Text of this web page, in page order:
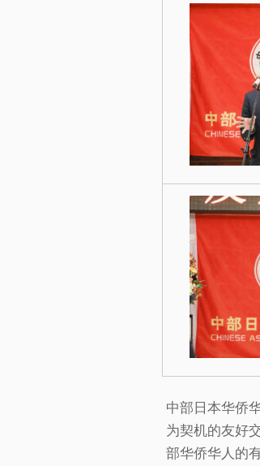
中部日本华侨
为契机的友好
部华侨华人的